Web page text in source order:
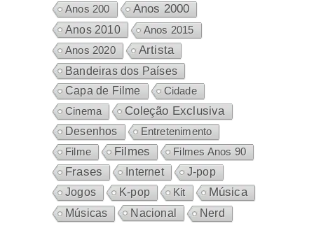
Anos 200 Anos 2000
Anos 2010 Anos 2015
Anos 2020 Artista
Bandeiras dos Países
Capa de Filme
Cidade
Cinema
Coleção Exclusiva
Desenhos
Entretenimento
Filme
Filmes Filmes Anos 90
Frases Internet
J-pop
Jogos
K-pop Kit Música
Músicas Nacional Nerd